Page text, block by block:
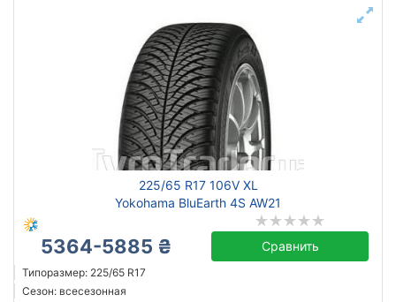
225/65 R17 106V XL
Yokohama BluEarth 4S AW21
5364-5885 ₴ Сравнить
Типоразмер: 225/65 R17
Сезон: всесезонная